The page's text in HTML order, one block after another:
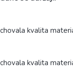
kvalita
kvalita